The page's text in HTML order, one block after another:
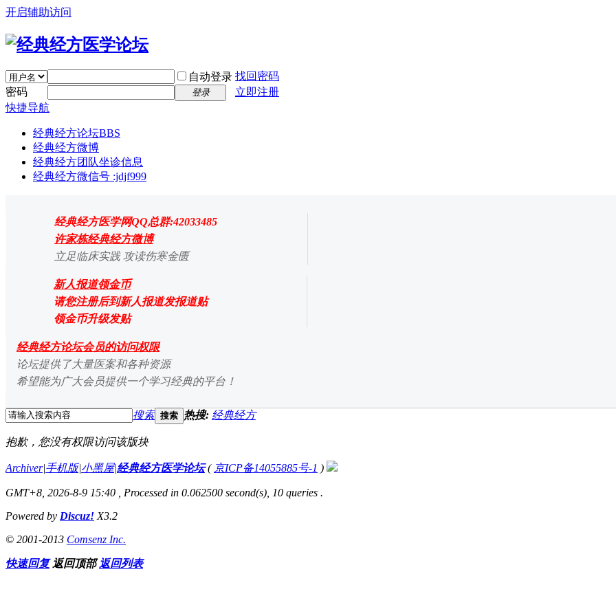
开启辅助访问
自动登录 找回密码
密码
登录
立即注册
快捷导航
经典经方论坛BBS
经典经方微博
经典经方团队坐诊信息
经典经方微信号 :jdjf999
经典经方医学网QQ总群:42033485
许家栋经典经方微博
立足临床实践 攻读伤寒金匮
新人报道领金币
请您注册后到新人报道发报道贴
领金币升级发贴
经典经方论坛会员的访问权限
论坛提供了大量医案和各种资源
希望能为广大会员提供一个学习经典的平台！
搜索 搜索 热搜: 经典经方
抱歉，您没有权限访问该版块
Archiver|手机版|小黑屋|经典经方医学论坛( 京ICP备14055885号-1 )
GMT+8, 2026-8-9 15:40 , Processed in 0.062500 second(s), 10 queries .
Powered by Discuz! X3.2
© 2001-2013 Comsenz Inc.
快速回复 返回顶部 返回列表